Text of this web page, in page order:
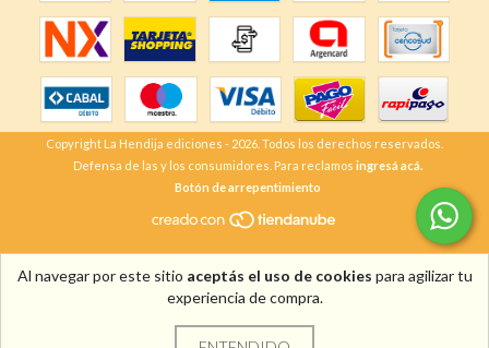
Al navegar por este sitio aceptás el uso de cookies para agilizar tu
experiencia de compra.
Copyright La Hendija ediciones - 2026. Todos los derechos reservados.
Defensa de las y los consumidores. Para reclamos ingresá acá.
Botón de arrepentimiento